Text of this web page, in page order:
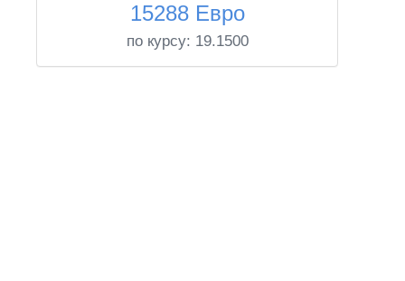
15288 Евро
по курсу: 19.1500